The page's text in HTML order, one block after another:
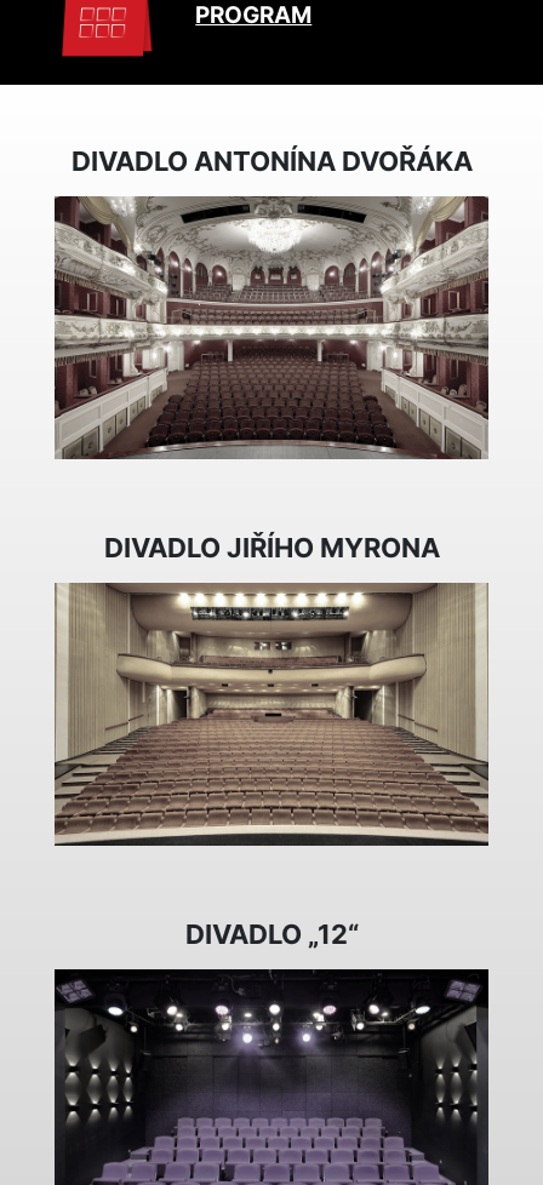
PROGRAM
DIVADLO ANTONÍNA DVOŘÁKA
DIVADLO JIŘÍHO MYRONA
DIVADLO „12“